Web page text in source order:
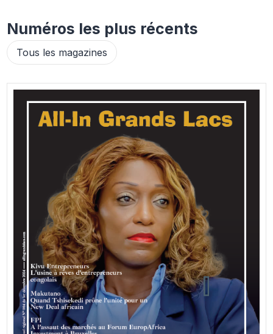
Numéros les plus récents
Tous les magazines